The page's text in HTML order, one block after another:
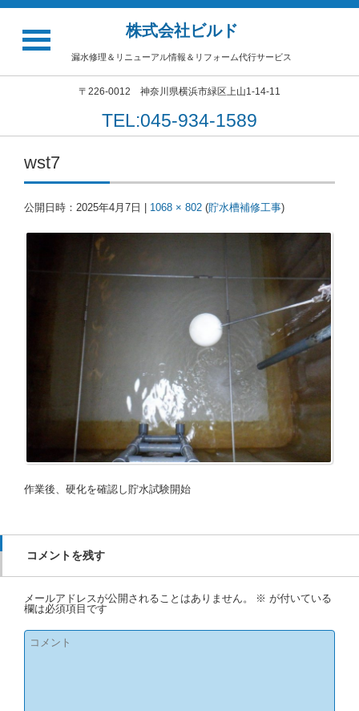
株式会社ビルド
漏水修理＆リニューアル情報＆リフォーム代行サービス
〒226-0012 神奈川県横浜市緑区上山1-14-11
TEL:045-934-1589
wst7
公開日時： 2025年4月7日 1068 × 802 (貯水槽補修工事)
作業後、硬化を確認し貯水試験開始
コメントを残す
メールアドレスが公開されることはありません。 ※ が付いている
欄は必須項目です